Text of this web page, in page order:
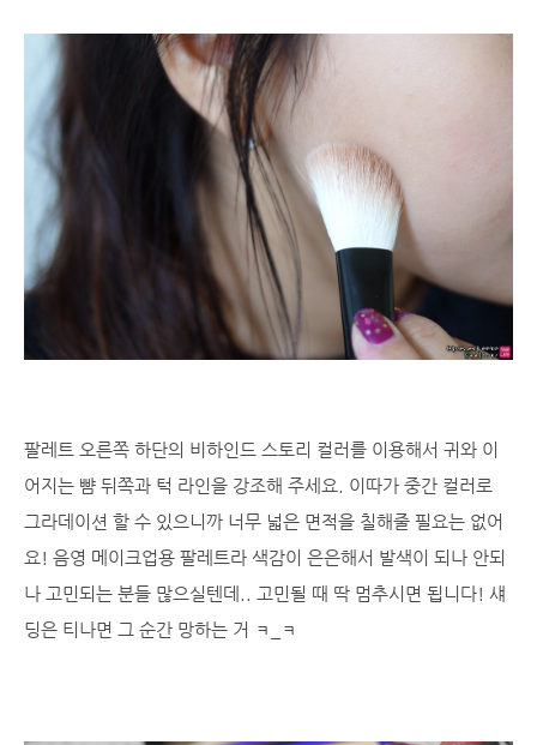
팔레트 오른쪽 하단의 비하인드 스토리 컬러를 이용해서 귀와 이
어지는 뺨 뒤쪽과 턱 라인을 강조해 주세요. 이따가 중간 컬러로
그라데이션 할 수 있으니까 너무 넓은 면적을 칠해줄 필요는 없어
요! 음영 메이크업용 팔레트라 색감이 은은해서 발색이 되나 안되
나 고민되는 분들 많으실텐데.. 고민될 때 딱 멈추시면 됩니다! 섀
딩은 티나면 그 순간 망하는 거 ㅋ_ㅋ